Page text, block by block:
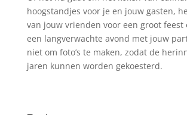
hoogstandjes voor je en jouw gasten,
van jouw vrienden voor een groot feest
een langverwachte avond met jouw
niet om foto’s te maken, zodat de
jaren kunnen worden gekoesterd.